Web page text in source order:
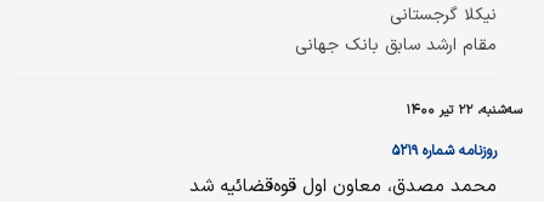
نيكلا گرجستاني
مقام ارشد سابق بانك جهاني
سه‌شنبه، ۲۲ تیر ۱۴۰۰
روزنامه شماره ۵۲۱۹
محمد مصدق، معاون اول قوه‌قضائیه شد